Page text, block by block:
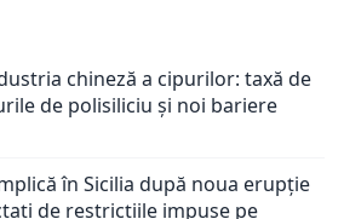
chineză a cipurilor: taxă de
de polisiliciu și noi bariere
în Sicilia după noua erupție
de restricțiile impuse pe